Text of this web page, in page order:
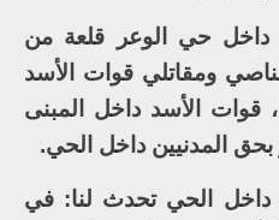
حي الوعر قلعة من
ومقاتلي قوات الأسد
قوات الأسد داخل المبنى
بحق المدنيين داخل الحي.
الحي تحدث لنا: في